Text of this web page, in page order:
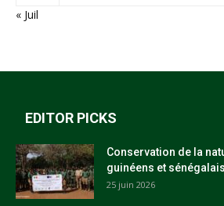
« Juil
EDITOR PICKS
Conservation de la
guinéens et
25 juin 2026